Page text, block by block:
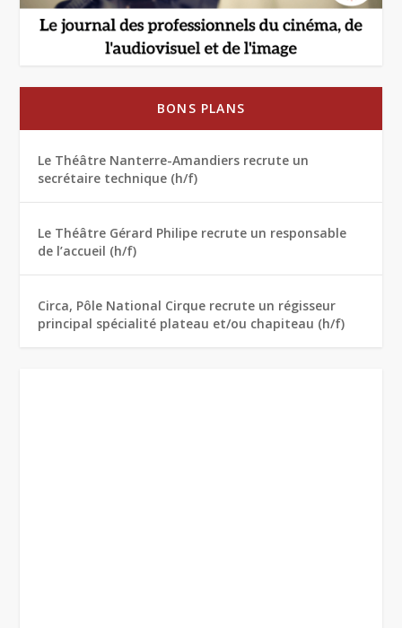
BONS PLANS
Le Théâtre Nanterre-Amandiers recrute un
secrétaire technique (h/f)
Le Théâtre Gérard Philipe recrute un responsable
de l’accueil (h/f)
Circa, Pôle National Cirque recrute un régisseur
principal spécialité plateau et/ou chapiteau (h/f)